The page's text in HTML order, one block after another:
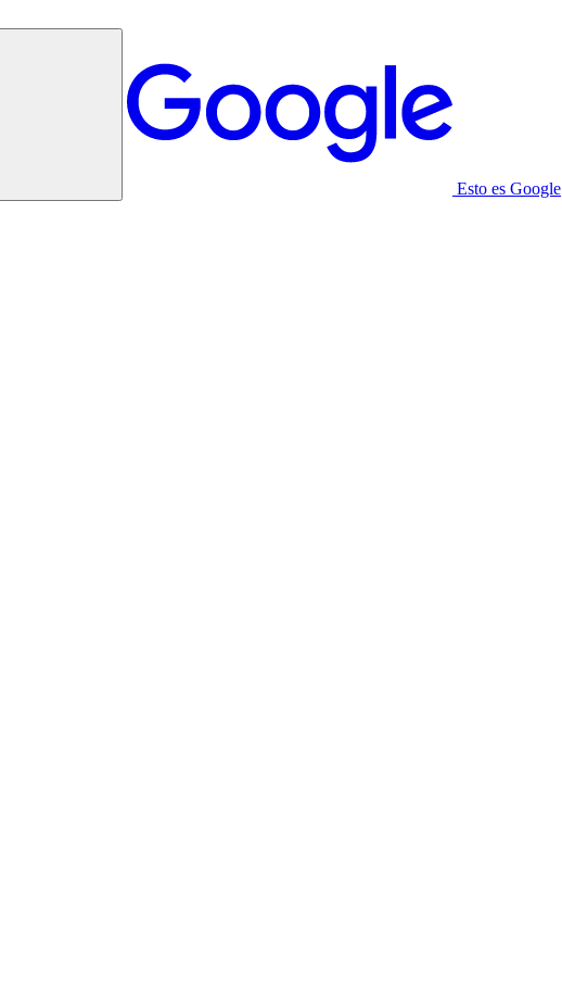
Esto es Google